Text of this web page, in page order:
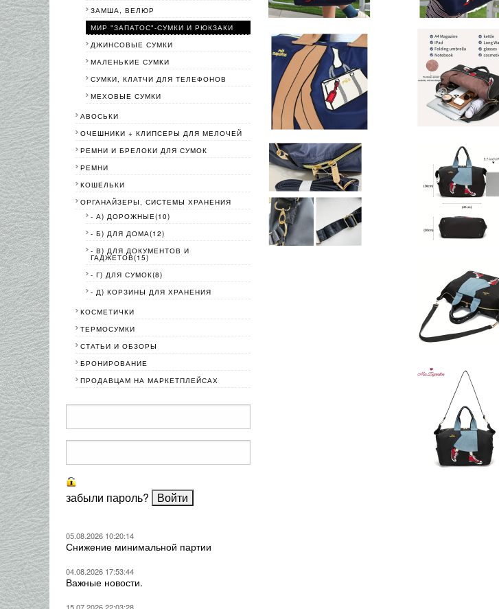
ЗАМША, ВЕЛЮР
МИР "ЗАПАТОС"-СУМКИ И РЮКЗАКИ
ДЖИНСОВЫЕ СУМКИ
МАЛЕНЬКИЕ СУМКИ
СУМКИ, КЛАТЧИ ДЛЯ ТЕЛЕФОНОВ
МЕХОВЫЕ СУМКИ
АВОСЬКИ
ОЧЕШНИКИ + КЛИПСЕРЫ ДЛЯ МЕЛОЧЕЙ
РЕМНИ И БРЕЛОКИ ДЛЯ СУМОК
РЕМНИ
КОШЕЛЬКИ
ОРГАНАЙЗЕРЫ, СИСТЕМЫ ХРАНЕНИЯ
- А) ДОРОЖНЫЕ(10)
- Б) ДЛЯ ДОМА(12)
- В) ДЛЯ ДОКУМЕНТОВ И
ГАДЖЕТОВ(15)
- Г) ДЛЯ СУМОК(8)
- Д) КОРЗИНЫ ДЛЯ ХРАНЕНИЯ
КОСМЕТИЧКИ
ТЕРМОСУМКИ
СТАТЬИ И ОБЗОРЫ
БРОНИРОВАНИЕ
ПРОДАВЦАМ НА МАРКЕТПЛЕЙСАХ
забыли пароль?
05.08.2026 10:20:14
Снижение минимальной партии
04.08.2026 17:53:44
Важные новости.
15.07.2026 22:03:28